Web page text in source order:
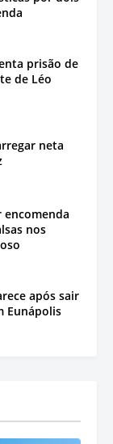
prisão de
de Léo
neta
nos
após sair
Eunápolis